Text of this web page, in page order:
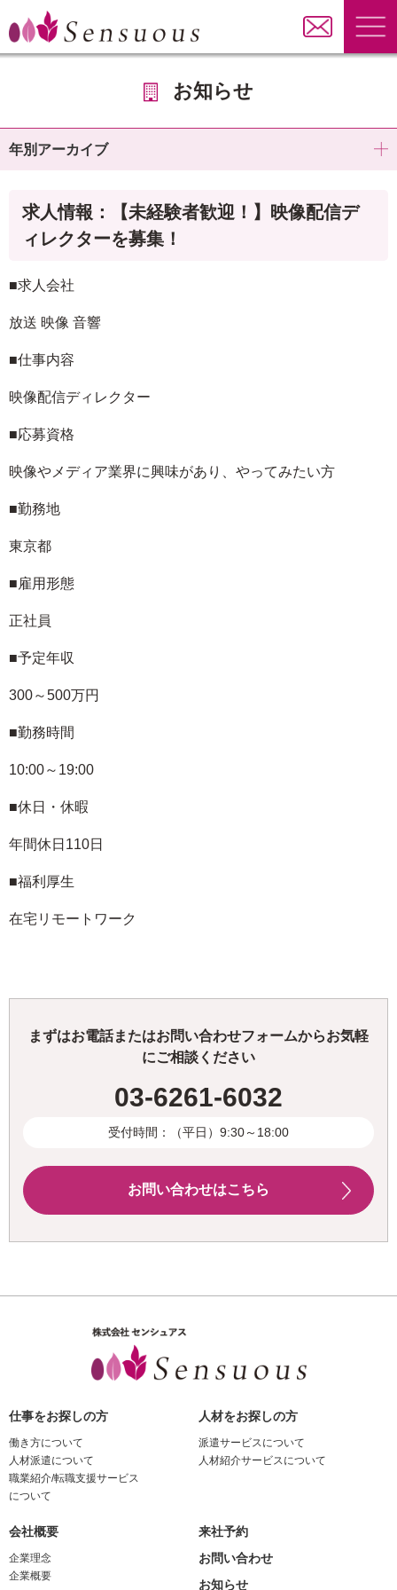
お知らせ
求人情報：【未経験者歓迎！】映像配信デ
ィレクターを募集！
■求人会社
放送 映像 音響
■仕事内容
映像配信ディレクター
■応募資格
映像やメディア業界に興味があり、やってみたい方
■勤務地
東京都
■雇用形態
正社員
■予定年収
300～500万円
■勤務時間
10:00～19:00
■休日・休暇
年間休日110日
■福利厚生
在宅リモートワーク
年別アーカイブ
まずはお電話またはお問い合わせフォームからお気軽
にご相談ください
03-6261-6032
受付時間：（平日）9:30～18:00
お問い合わせはこちら
仕事をお探しの方
働き方について
人材派遣について
職業紹介/転職支援サービス
について
人材をお探しの方
派遣サービスについて
人材紹介サービスについて
会社概要
企業理念
企業概要
来社予約
お問い合わせ
お知らせ